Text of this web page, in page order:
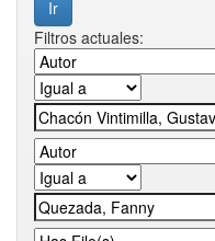
Filtros actuales: